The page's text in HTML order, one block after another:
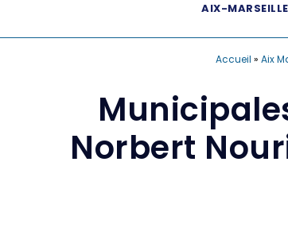
AIX-MARSEILLE
Accueil » Aix
Norbert